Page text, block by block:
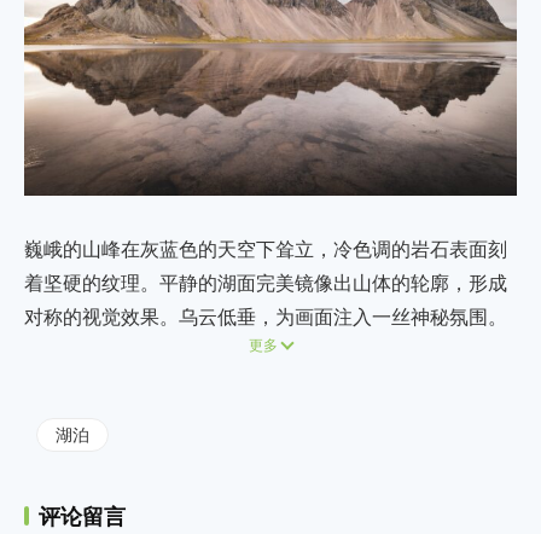
巍峨的山峰在灰蓝色的天空下耸立，冷色调的岩石表面刻
着坚硬的纹理。平静的湖面完美镜像出山体的轮廓，形成
对称的视觉效果。乌云低垂，为画面注入一丝神秘氛围。
更多
湖泊
评论留言